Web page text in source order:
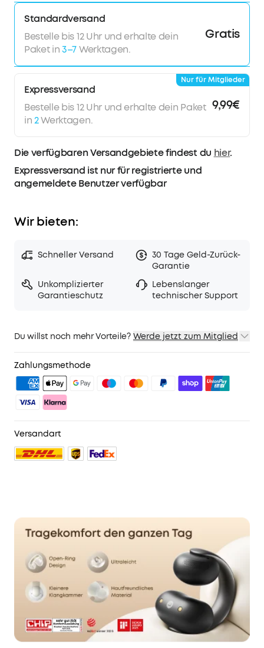
Standardversand
Bestelle bis 12 Uhr und erhalte dein
Paket in3–7Werktagen.
Gratis
Expressversand
Bestelle bis 12 Uhr und erhalte dein Paket
in2Werktagen.
9,99€
Nur für Mitglieder
Die verfügbaren Versandgebiete findest du hier.
Expressversand ist nur für registrierte und
angemeldete Benutzer verfügbar
Wir bieten:
Schneller Versand
30 Tage Geld-Zurück-
Garantie
Unkomplizierter
Garantieschutz
Lebenslanger
technischer Support
Du willst noch mehr Vorteile? Werde jetzt zum Mitglied
2. Mitglieder-Preise für ausgewähte Produkte
3. Geburtstagsgeschenk
4. Weitere Vorteile mit soundcoreCredits
Mehr erfahren
Zahlungsmethode
Versandart